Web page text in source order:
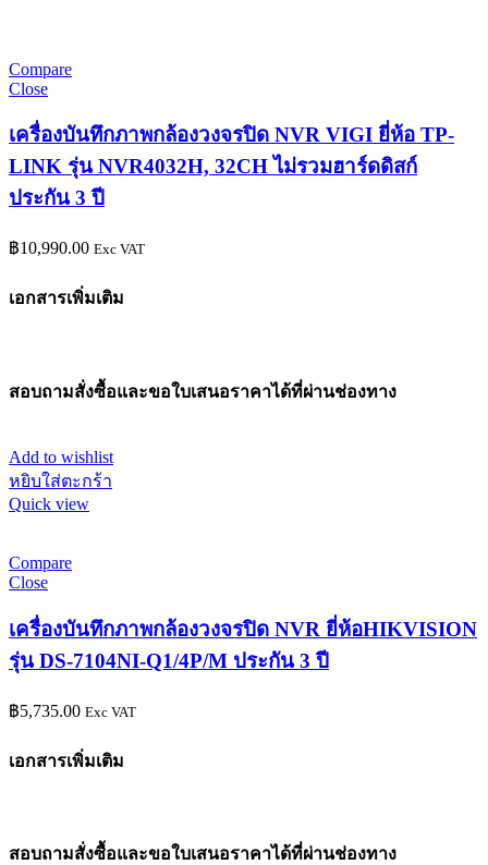
Compare
Close
เครื่องบันทึกภาพกล้องวงจรปิด NVR VIGI ยี่ห้อ TP-
LINK รุ่น NVR4032H, 32CH ไม่รวมฮาร์ดดิสก์
ประกัน 3 ปี
฿10,990.00 Exc VAT
เอกสารเพิ่มเติม
สอบถามสั่งซื้อและขอใบเสนอราคาได้ที่ผ่านช่องทาง
Add to wishlist
หยิบใส่ตะกร้า
Quick view
Compare
Close
เครื่องบันทึกภาพกล้องวงจรปิด NVR ยี่ห้อHIKVISION
รุ่น DS-7104NI-Q1/4P/M ประกัน 3 ปี
฿5,735.00 Exc VAT
เอกสารเพิ่มเติม
สอบถามสั่งซื้อและขอใบเสนอราคาได้ที่ผ่านช่องทาง